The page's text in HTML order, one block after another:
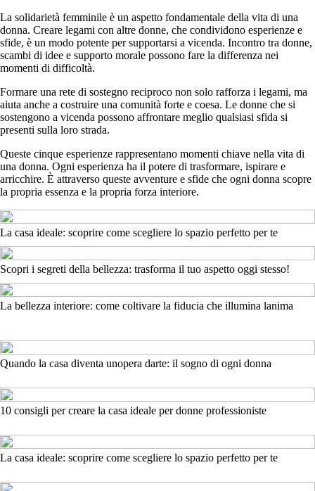
La solidarietà femminile è un aspetto fondamentale della vita di una
donna. Creare legami con altre donne, che condividono esperienze e
sfide, è un modo potente per supportarsi a vicenda. Incontro tra donne,
scambi di idee e supporto morale possono fare la differenza nei
momenti di difficoltà.
Formare una rete di sostegno reciproco non solo rafforza i legami, ma
aiuta anche a costruire una comunità forte e coesa. Le donne che si
sostengono a vicenda possono affrontare meglio qualsiasi sfida si
presenti sulla loro strada.
Queste cinque esperienze rappresentano momenti chiave nella vita di
una donna. Ogni esperienza ha il potere di trasformare, ispirare e
arricchire. È attraverso queste avventure e sfide che ogni donna scopre
la propria essenza e la propria forza interiore.
La casa ideale: scoprire come scegliere lo spazio perfetto per te
Scopri i segreti della bellezza: trasforma il tuo aspetto oggi stesso!
La bellezza interiore: come coltivare la fiducia che illumina lanima
Quando la casa diventa unopera darte: il sogno di ogni donna
10 consigli per creare la casa ideale per donne professioniste
La casa ideale: scoprire come scegliere lo spazio perfetto per te